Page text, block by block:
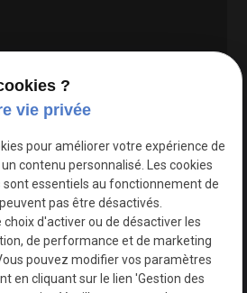
API est désactivé.
?
vie privée
pour améliorer votre expérience de
contenu personnalisé. Les cookies
essentiels au fonctionnement de
pas être désactivés.
d'activer ou de désactiver les
de performance et de marketing
pouvez modifier vos paramètres
en cliquant sur le lien 'Gestion des